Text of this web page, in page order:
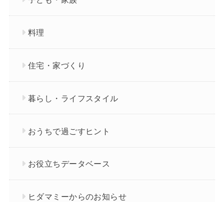
料理
住宅・家づくり
暮らし・ライフスタイル
おうちで過ごすヒント
お役立ちデータベース
ヒダマミーからのお知らせ